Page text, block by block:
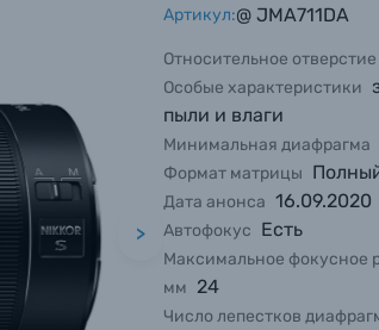
>
Артикул:@ JMA711DA
Относительное отверстие
Особые характеристики
пыли и влаги
Минимальная диафрагма
Формат матрицы
Дата анонса 16.09.2020
Автофокус Есть
Максимальное фокусное
мм 24
Число лепестков